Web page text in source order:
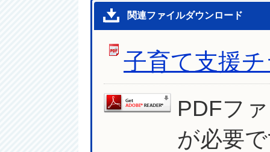
関連ファイルダウンロード
子育て支援
PDFフ
が必要